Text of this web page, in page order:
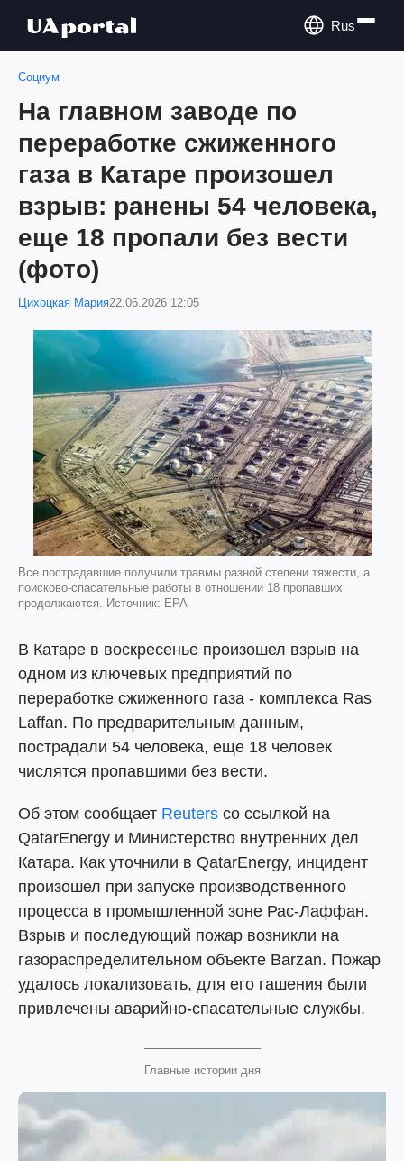
Rus
Социум
На главном заводе по
переработке сжиженного
газа в Катаре произошел
взрыв: ранены 54 человека,
еще 18 пропали без вести
(фото)
Цихоцкая Мария22.06.2026 12:05
Все пострадавшие получили травмы разной степени тяжести, а
поисково-спасательные работы в отношении 18 пропавших
продолжаются. Источник: EPA
В Катаре в воскресенье произошел взрыв на
одном из ключевых предприятий по
переработке сжиженного газа - комплекса Ras
Laffan. По предварительным данным,
пострадали 54 человека, еще 18 человек
числятся пропавшими без вести.
Об этом сообщает Reuters со ссылкой на
QatarEnergy и Министерство внутренних дел
Катара. Как уточнили в QatarEnergy, инцидент
произошел при запуске производственного
процесса в промышленной зоне Рас-Лаффан.
Взрыв и последующий пожар возникли на
газораспределительном объекте Barzan. Пожар
удалось локализовать, для его гашения были
привлечены аварийно-спасательные службы.
Главные истории дня